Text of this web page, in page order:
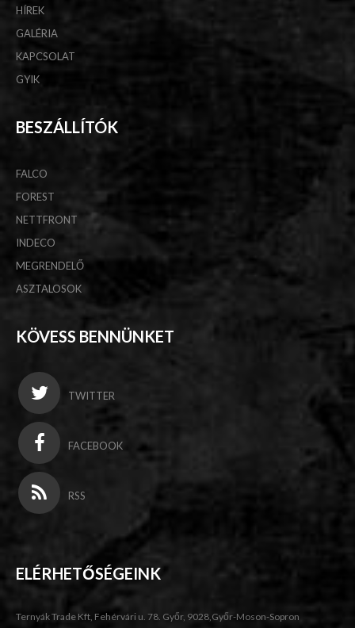
HÍREK
GALÉRIA
KAPCSOLAT
GYIK
BESZÁLLÍTÓK
FALCO
FOREST
NETTFRONT
INDECO
MEGRENDELŐ
ASZTALOSOK
KÖVESS BENNÜNKET
TWITTER
FACEBOOK
RSS
ELÉRHETŐSÉGEINK
Ternyák Trade Kft, Fehérvári u. 78. Győr, 9028,Győr-Moson-Sopron